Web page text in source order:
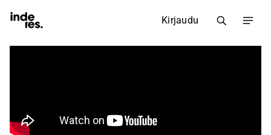
Kirjaudu